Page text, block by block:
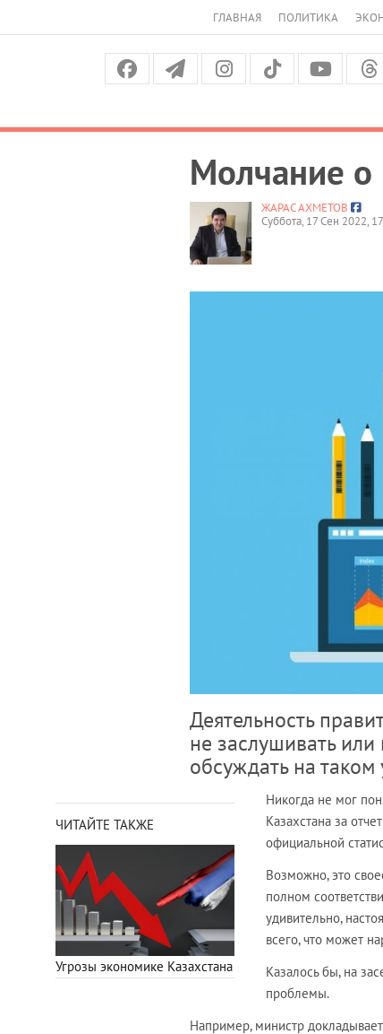
ГЛАВНАЯ ПОЛИТИКА
Молчание о
ЖАРАС АХМЕТОВ
Суббота, 17 Сен 2022,
Деятельность
не заслушивать
обсуждать на таком
ЧИТАЙТЕ ТАКЖЕ
Угрозы экономике Казахстана
Никогда не мог
Казахстана за
официальной
Возможно, это
полном
удивительно,
всего, что может
Казалось бы, на
проблемы.
Например, министр